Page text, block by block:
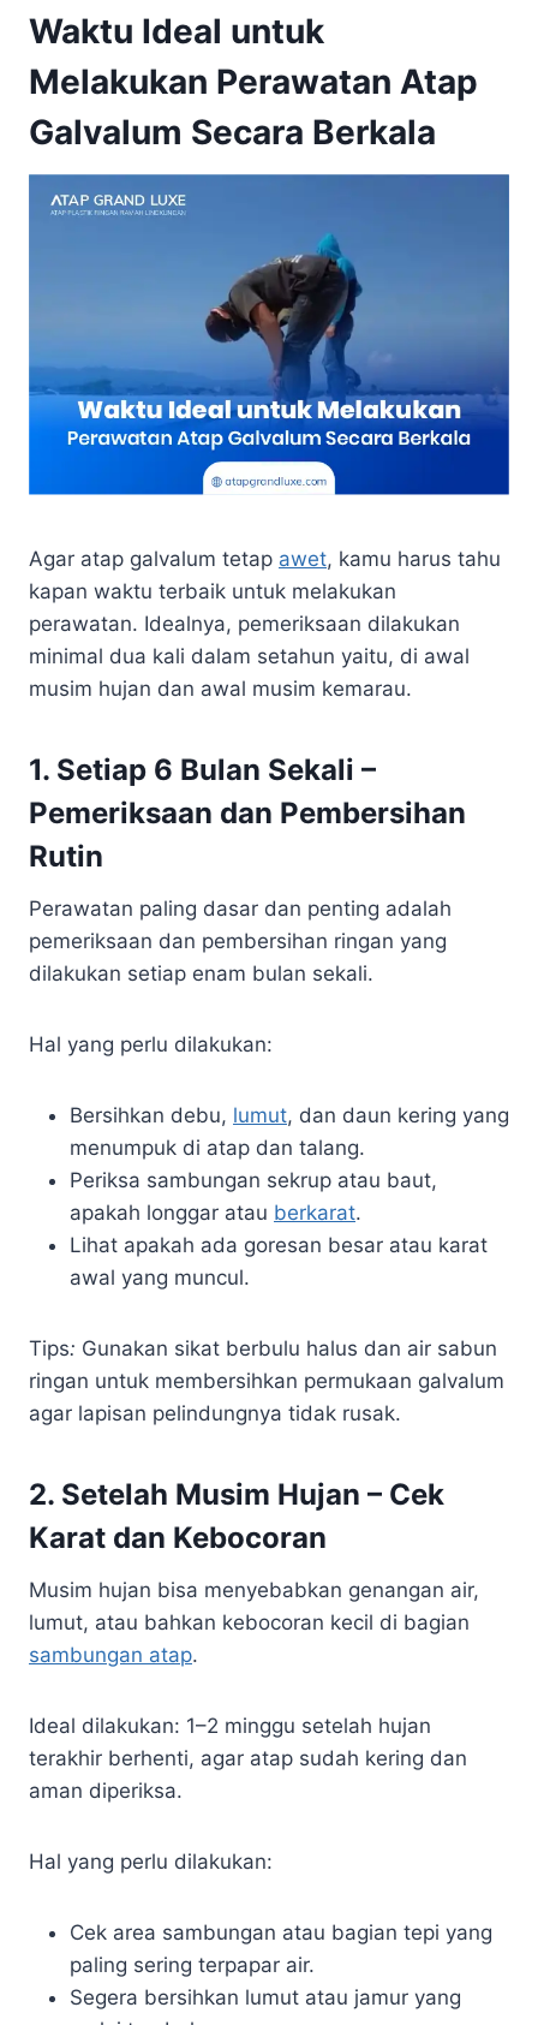
Waktu Ideal untuk
Melakukan Perawatan Atap
Galvalum Secara Berkala
Agar atap galvalum tetap awet, kamu harus tahu
kapan waktu terbaik untuk melakukan
perawatan. Idealnya, pemeriksaan dilakukan
minimal dua kali dalam setahun yaitu, di awal
musim hujan dan awal musim kemarau.
1. Setiap 6 Bulan Sekali –
Pemeriksaan dan Pembersihan
Rutin
Perawatan paling dasar dan penting adalah
pemeriksaan dan pembersihan ringan yang
dilakukan setiap enam bulan sekali.
Hal yang perlu dilakukan:
Bersihkan debu, lumut, dan daun kering yang
menumpuk di atap dan talang.
Periksa sambungan sekrup atau baut,
apakah longgar atau berkarat.
Lihat apakah ada goresan besar atau karat
awal yang muncul.
Tips: Gunakan sikat berbulu halus dan air sabun
ringan untuk membersihkan permukaan galvalum
agar lapisan pelindungnya tidak rusak.
2. Setelah Musim Hujan – Cek
Karat dan Kebocoran
Musim hujan bisa menyebabkan genangan air,
lumut, atau bahkan kebocoran kecil di bagian
sambungan atap.
Ideal dilakukan: 1–2 minggu setelah hujan
terakhir berhenti, agar atap sudah kering dan
aman diperiksa.
Hal yang perlu dilakukan:
Cek area sambungan atau bagian tepi yang
paling sering terpapar air.
Segera bersihkan lumut atau jamur yang